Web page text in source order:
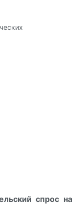
спрос на